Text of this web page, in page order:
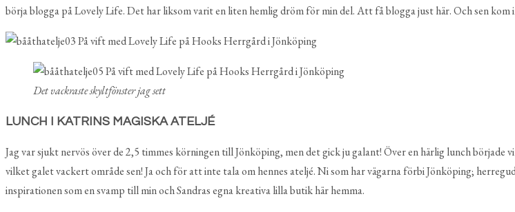
börja blogga på Lovely Life. Det har liksom varit en liten hemlig dröm för min del. Att få blogga just här. Och sen
Det vackraste skyltfönster jag sett
LUNCH I KATRINS MAGISKA ATELJÉ
Jag var sjukt nervös över de 2,5 timmes körningen till Jönköping, men det gick ju galant! Över en härlig lunch började
vilket galet vackert område sen! Ja och för att inte tala om hennes ateljé. Ni som har vägarna förbi Jönköping;
inspirationen som en svamp till min och Sandras egna kreativa lilla butik här hemma.